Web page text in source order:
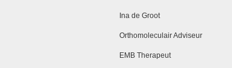
Ina de Groot
Orthomoleculair Adviseur
EMB Therapeut